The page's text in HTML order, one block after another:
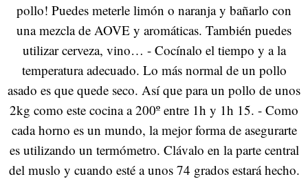
pollo! Puedes meterle limón o naranja y bañarlo con
una mezcla de AOVE y aromáticas. También puedes
utilizar cerveza, vino… - Cocínalo el tiempo y a la
temperatura adecuado. Lo más normal de un pollo
asado es que quede seco. Así que para un pollo de unos
2kg como este cocina a 200º entre 1h y 1h 15. - Como
cada horno es un mundo, la mejor forma de asegurarte
es utilizando un termómetro. Clávalo en la parte central
del muslo y cuando esté a unos 74 grados estará hecho.